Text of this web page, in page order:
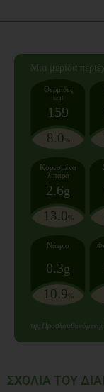
Mια μερίδα
Θερμίδες
kcal
159
8.0 %
Κορεσμένα
λιπαρά
2.6g
13.0 %
Νάτριο
0.3g
10.9 %
της
ΣΧΟΛΙΑ ΤΟΥ